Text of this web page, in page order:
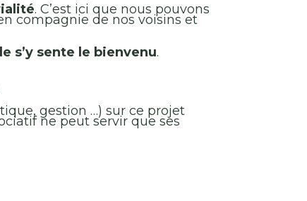
. C’est ici que nous pouvons
compagnie de nos voisins et
s’y sente le bienvenu.
gestion …) sur ce projet
ne peut servir que ses